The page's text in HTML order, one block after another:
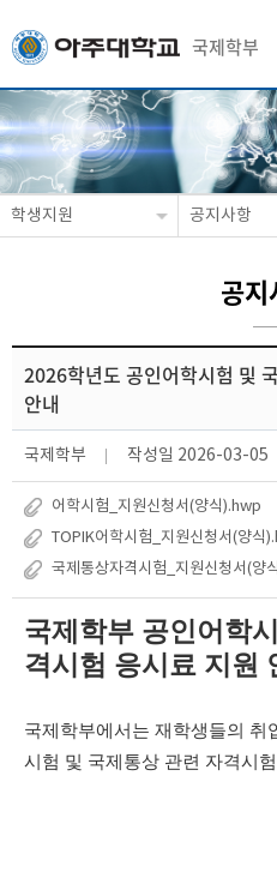
국제학부
학생지원 공지사항
공
2026학년도 공인어학시험 및
안내
국제학부 작성일 2026-03-05
어학시험_지원신청서(양식).hwp
TOPIK어학시험_지원신청서(양식
국제통상자격시험_지원신청서(양
국제학부 공인어학
격시험 응시료 지원
국제학부에서는 재학생들의 취
시험 및 국제통상 관련 자격시